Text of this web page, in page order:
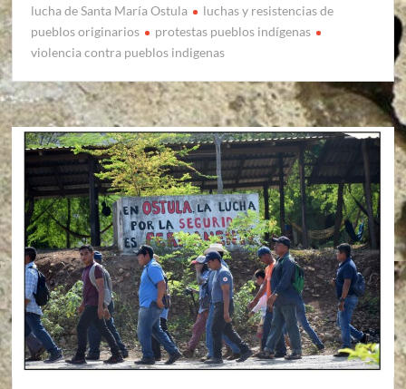
lucha de Santa María Ostula
luchas y resistencias de
pueblos originarios
protestas pueblos indígenas
violencia contra pueblos indigenas